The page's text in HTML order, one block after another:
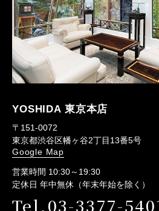
YOSHIDA 東京本店
〒151-0072
東京都渋谷区幡ヶ谷2丁目13番5号
Google Map
営業時間 10:30～19:30
定休日 年中無休（年末年始を除く）
Tel.03-3377-